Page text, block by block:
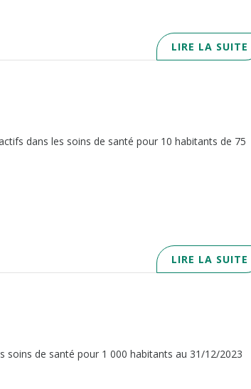
LIRE LA SUITE
dans les soins de santé pour 10 habitants de 75
LIRE LA SUITE
soins de santé pour 1 000 habitants au 31/12/2023